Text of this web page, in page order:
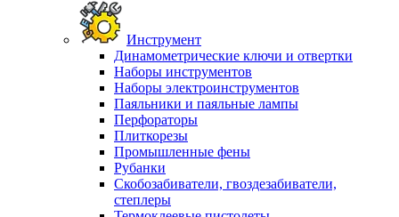
Инструмент
Динамометрические ключи и отвертки
Наборы инструментов
Наборы электроинструментов
Паяльники и паяльные лампы
Перфораторы
Плиткорезы
Промышленные фены
Рубанки
Скобозабиватели, гвоздезабиватели,
степлеры